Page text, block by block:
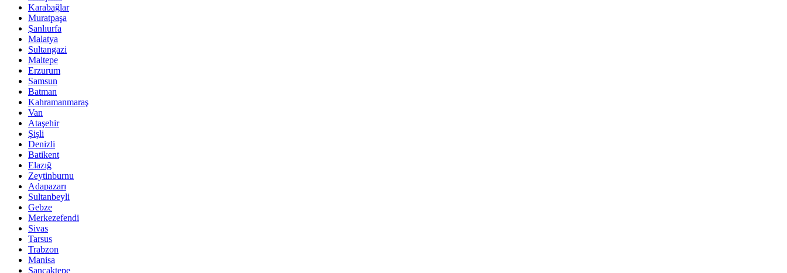
Karabağlar
Muratpaşa
Şanlıurfa
Malatya
Sultangazi
Maltepe
Erzurum
Samsun
Batman
Kahramanmaraş
Van
Ataşehir
Şişli
Denizli
Batikent
Elazığ
Zeytinburnu
Adapazarı
Sultanbeyli
Gebze
Merkezefendi
Sivas
Tarsus
Trabzon
Manisa
Sancaktepe